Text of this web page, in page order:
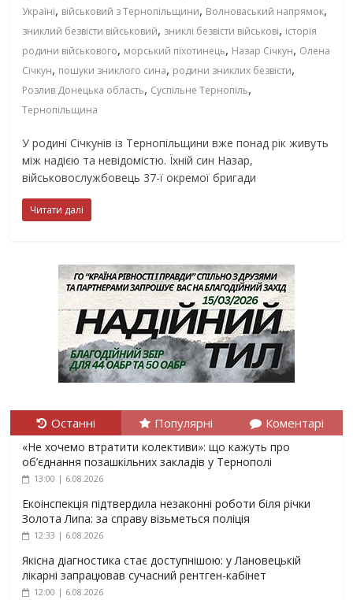
Україні, військовий з Тернопільщини, Волноваський напрямок,
зниклий безвісти військовий, зниклі безвісти військові, історія
родини військового, морський піхотинець, Назар Січкун, Олена
Січкун, пошуки зниклого сина, родини зниклих безвісти,
Розлив Донецька область, Суспільне Тернопіль,
Тернопільщина
У родині Січкунів із Тернопільщини вже понад рік живуть
між надією та невідомістю. Їхній син Назар,
військовослужбовець 37-ї окремої бригади
Читати далі
Останні Популярні Коментарі
«Не хочемо втратити колективи»: що кажуть про
об’єднання позашкільних закладів у Тернополі
13:00 | 6.08.2026
Екоінспекція підтвердила незаконні роботи біля річки
Золота Липа: за справу візьметься поліція
12:33 | 6.08.2026
Якісна діагностика стає доступнішою: у Лановецькій
лікарні запрацював сучасний рентген-кабінет
12:00 | 6.08.2026